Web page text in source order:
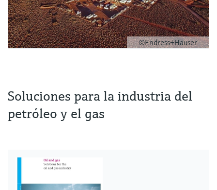
©Endress+Hauser
Soluciones para la industria del
petróleo y el gas